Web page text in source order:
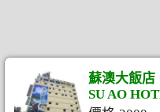
蘇澳大飯店
SU AO